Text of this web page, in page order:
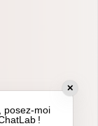
✕
posez-moi
!